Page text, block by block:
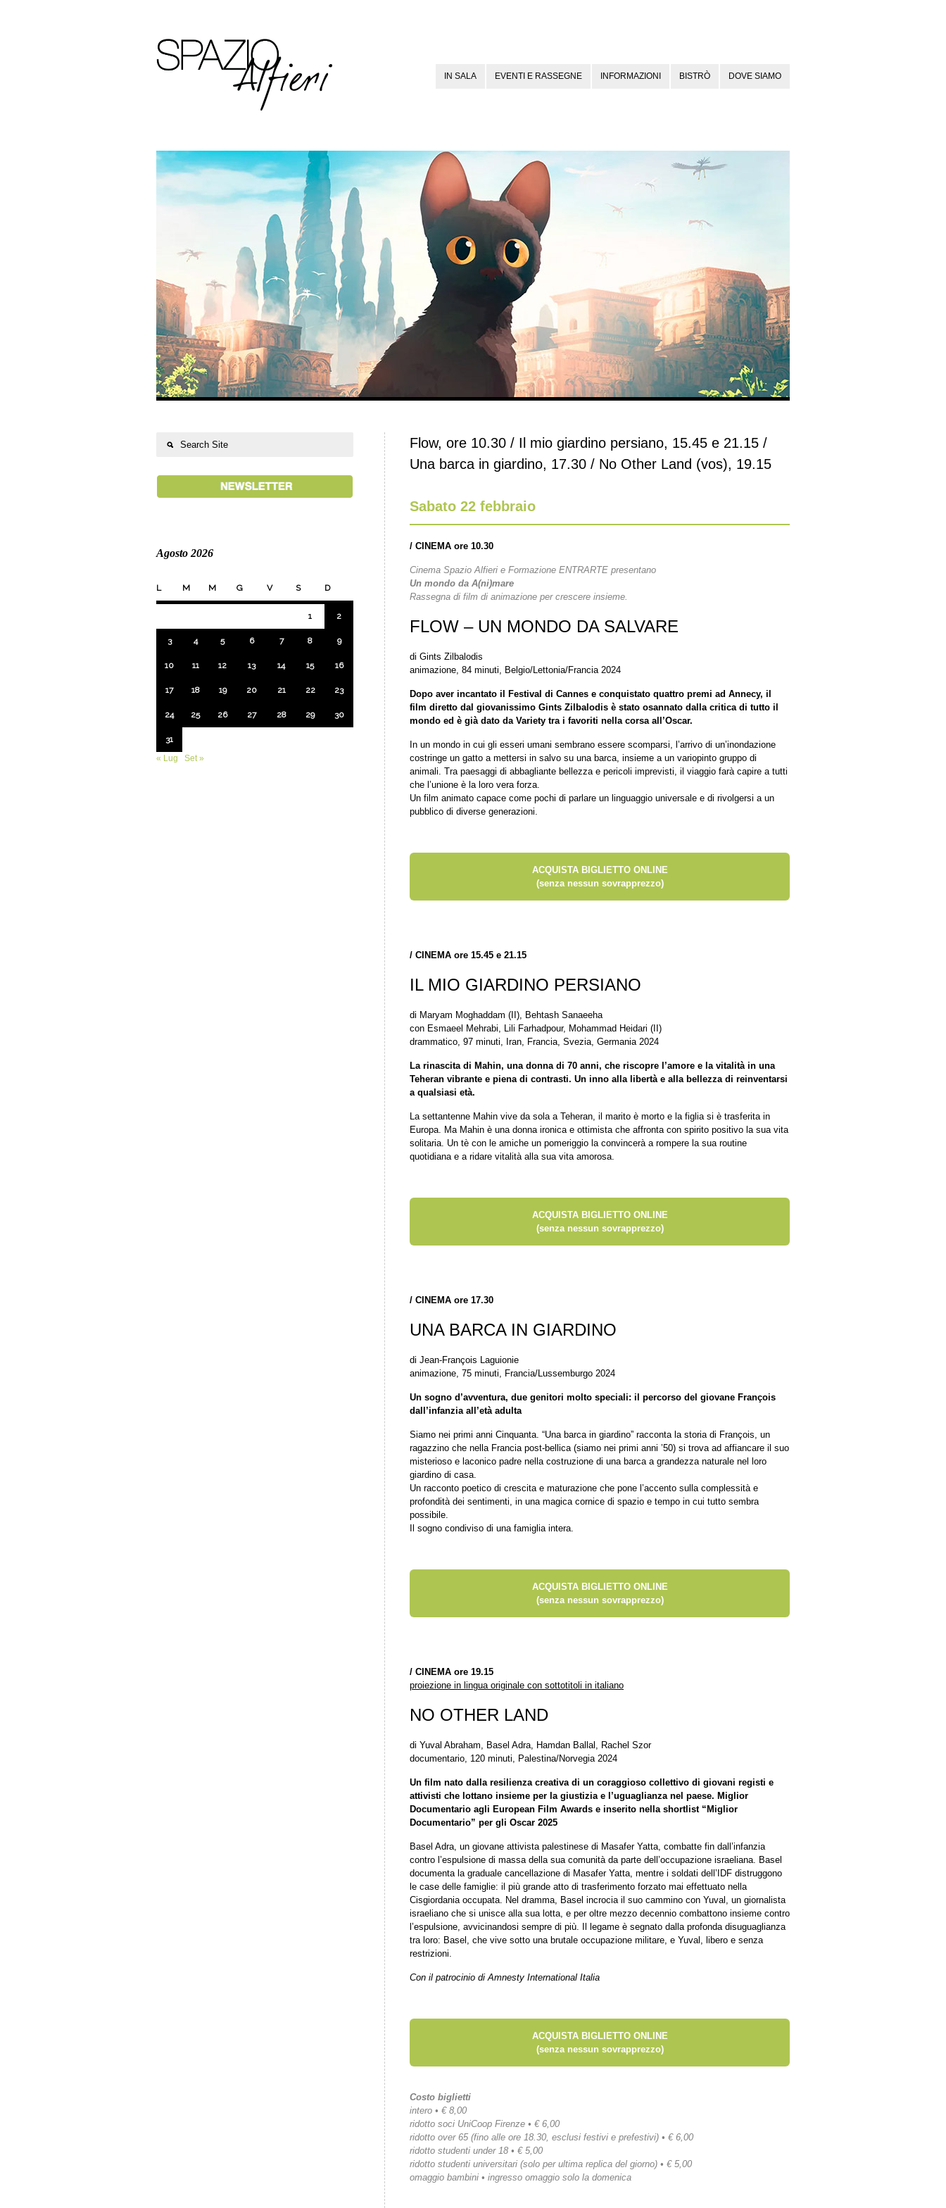
IN SALA EVENTI E RASSEGNE INFORMAZIONI BISTRÒ DOVE SIAMO
Flow, ore 10.30 / Il mio giardino persiano, 15.45 e 21.15 /
Una barca in giardino, 17.30 / No Other Land (vos), 19.15
Sabato 22 febbraio
/ CINEMA ore 10.30
Cinema Spazio Alfieri e Formazione ENTRARTE presentano
Un mondo da A(ni)mare
Rassegna di film di animazione per crescere insieme.
FLOW – UN MONDO DA SALVARE
di Gints Zilbalodis
animazione, 84 minuti, Belgio/Lettonia/Francia 2024
Dopo aver incantato il Festival di Cannes e conquistato quattro premi ad Annecy, il
film diretto dal giovanissimo Gints Zilbalodis è stato osannato dalla critica di tutto il
mondo ed è già dato da Variety tra i favoriti nella corsa all’Oscar.
In un mondo in cui gli esseri umani sembrano essere scomparsi, l’arrivo di un’inondazione
costringe un gatto a mettersi in salvo su una barca, insieme a un variopinto gruppo di
animali. Tra paesaggi di abbagliante bellezza e pericoli imprevisti, il viaggio farà capire a tutti
che l’unione è la loro vera forza.
Un film animato capace come pochi di parlare un linguaggio universale e di rivolgersi a un
pubblico di diverse generazioni.
ACQUISTA BIGLIETTO ONLINE
(senza nessun sovrapprezzo)
/ CINEMA ore 15.45 e 21.15
IL MIO GIARDINO PERSIANO
di Maryam Moghaddam (II), Behtash Sanaeeha
con Esmaeel Mehrabi, Lili Farhadpour, Mohammad Heidari (II)
drammatico, 97 minuti, Iran, Francia, Svezia, Germania 2024
La rinascita di Mahin, una donna di 70 anni, che riscopre l’amore e la vitalità in una
Teheran vibrante e piena di contrasti. Un inno alla libertà e alla bellezza di reinventarsi
a qualsiasi età.
La settantenne Mahin vive da sola a Teheran, il marito è morto e la figlia si è trasferita in
Europa. Ma Mahin è una donna ironica e ottimista che affronta con spirito positivo la sua vita
solitaria. Un tè con le amiche un pomeriggio la convincerà a rompere la sua routine
quotidiana e a ridare vitalità alla sua vita amorosa.
ACQUISTA BIGLIETTO ONLINE
(senza nessun sovrapprezzo)
/ CINEMA ore 17.30
UNA BARCA IN GIARDINO
di Jean-François Laguionie
animazione, 75 minuti, Francia/Lussemburgo 2024
Un sogno d’avventura, due genitori molto speciali: il percorso del giovane François
dall’infanzia all’età adulta
Siamo nei primi anni Cinquanta. “Una barca in giardino” racconta la storia di François, un
ragazzino che nella Francia post-bellica (siamo nei primi anni ’50) si trova ad affiancare il suo
misterioso e laconico padre nella costruzione di una barca a grandezza naturale nel loro
giardino di casa.
Un racconto poetico di crescita e maturazione che pone l’accento sulla complessità e
profondità dei sentimenti, in una magica cornice di spazio e tempo in cui tutto sembra
possibile.
Il sogno condiviso di una famiglia intera.
ACQUISTA BIGLIETTO ONLINE
(senza nessun sovrapprezzo)
/ CINEMA ore 19.15
proiezione in lingua originale con sottotitoli in italiano
NO OTHER LAND
di Yuval Abraham, Basel Adra, Hamdan Ballal, Rachel Szor
documentario, 120 minuti, Palestina/Norvegia 2024
Un film nato dalla resilienza creativa di un coraggioso collettivo di giovani registi e
attivisti che lottano insieme per la giustizia e l’uguaglianza nel paese. Miglior
Documentario agli European Film Awards e inserito nella shortlist “Miglior
Documentario” per gli Oscar 2025
Basel Adra, un giovane attivista palestinese di Masafer Yatta, combatte fin dall’infanzia
contro l’espulsione di massa della sua comunità da parte dell’occupazione israeliana. Basel
documenta la graduale cancellazione di Masafer Yatta, mentre i soldati dell’IDF distruggono
le case delle famiglie: il più grande atto di trasferimento forzato mai effettuato nella
Cisgiordania occupata. Nel dramma, Basel incrocia il suo cammino con Yuval, un giornalista
israeliano che si unisce alla sua lotta, e per oltre mezzo decennio combattono insieme contro
l’espulsione, avvicinandosi sempre di più. Il legame è segnato dalla profonda disuguaglianza
tra loro: Basel, che vive sotto una brutale occupazione militare, e Yuval, libero e senza
restrizioni.
Con il patrocinio di Amnesty International Italia
ACQUISTA BIGLIETTO ONLINE
(senza nessun sovrapprezzo)
Costo biglietti
intero • € 8,00
ridotto soci UniCoop Firenze • € 6,00
ridotto over 65 (fino alle ore 18.30, esclusi festivi e prefestivi) • € 6,00
ridotto studenti under 18 • € 5,00
ridotto studenti universitari (solo per ultima replica del giorno) • € 5,00
omaggio bambini • ingresso omaggio solo la domenica
Agosto 2026
L M M G V S D
1 2
3 4 5 6 7 8 9
10 11 12 13 14 15 16
17 18 19 20 21 22 23
24 25 26 27 28 29 30
31
« Lug
Set »